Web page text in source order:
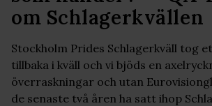
om Schlagerkvällen
Stockholm Prides Schlagerkväll tog
tillbaka i kväll och vi bjöds en
överraskningar och utan
de senaste två åren ha satt ihop